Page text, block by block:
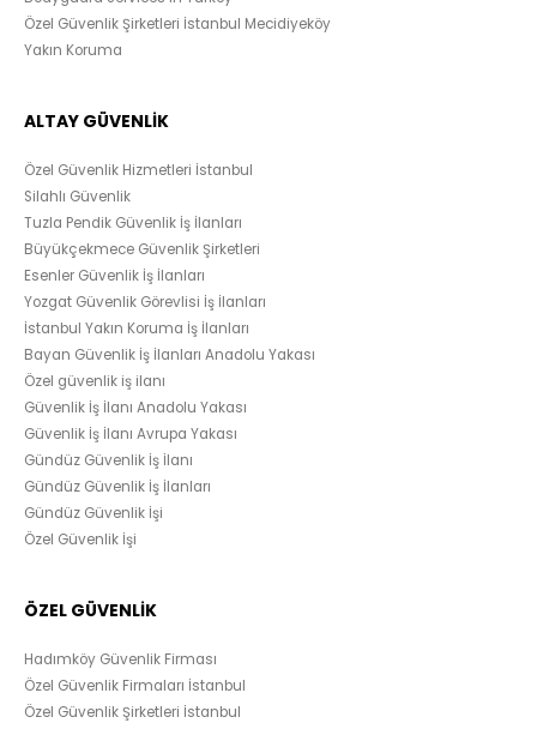
Özel Güvenlik Şirketleri İstanbul Mecidiyeköy
Yakın Koruma
ALTAY GÜVENLİK
Özel Güvenlik Hizmetleri İstanbul
Silahlı Güvenlik
Tuzla Pendik Güvenlik İş İlanları
Büyükçekmece Güvenlik Şirketleri
Esenler Güvenlik İş İlanları
Yozgat Güvenlik Görevlisi İş İlanları
İstanbul Yakın Koruma İş İlanları
Bayan Güvenlik İş İlanları Anadolu Yakası
Özel güvenlik iş ilanı
Güvenlik İş İlanı Anadolu Yakası
Güvenlik İş İlanı Avrupa Yakası
Gündüz Güvenlik İş İlanı
Gündüz Güvenlik İş İlanları
Gündüz Güvenlik İşi
Özel Güvenlik İşi
ÖZEL GÜVENLİK
Hadımköy Güvenlik Firması
Özel Güvenlik Firmaları İstanbul
Özel Güvenlik Şirketleri İstanbul